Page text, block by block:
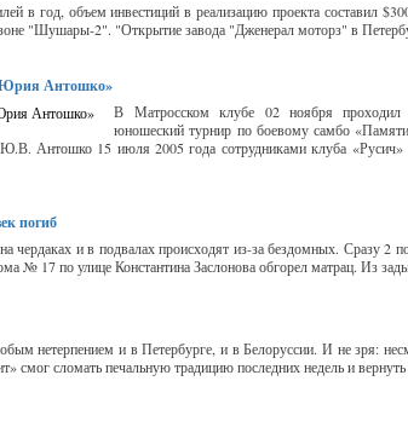
в год, объем инвестиций в реализацию проекта составил
"Шушары-2". "Открытие завода "Дженерал моторз" в
Юрия Антошко»
В Матросском клубе 02 ноября проходил
юношеский турнир по боевому самбо
Антошко 15 июля 2005 года сотрудниками клуба «Русич»
погиб
и в подвалах происходят из-за бездомных. Сразу 2
№ 17 по улице Константина Заслонова обгорел матрац. Из
нетерпением и в Петербурге, и в Белоруссии. И не зря:
смог сломать печальную традицию последних недель и